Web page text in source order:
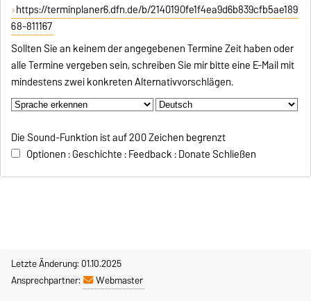
https://terminplaner6.dfn.de/b/2140190fe1f4ea9d6b839cfb5ae189
68-811167
Sollten Sie an keinem der angegebenen Termine Zeit haben oder
alle Termine vergeben sein, schreiben Sie mir bitte eine E-Mail mit
mindestens zwei konkreten Alternativvorschlägen.
Die Sound-Funktion ist auf 200 Zeichen begrenzt
Optionen :Geschichte :Feedback :Donate Schließen
Letzte Änderung: 01.10.2025
Ansprechpartner:
Webmaster